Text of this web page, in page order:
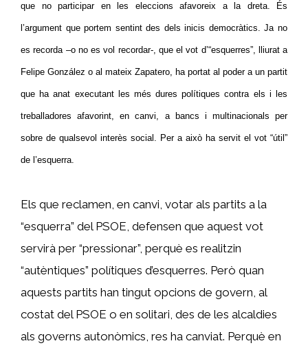
que no participar en les eleccions afavoreix a la dreta. És
l’argument que portem sentint des dels inicis democràtics. Ja no
es recorda –o no es vol recordar-, que el vot d’“esquerres”, lliurat a
Felipe González o al mateix Zapatero, ha portat al poder a un partit
que ha anat executant les més dures polítiques contra els i les
treballadores afavorint, en canvi, a bancs i multinacionals per
sobre de qualsevol interès social. Per a això ha servit el vot “útil”
de l’esquerra.
Els que reclamen, en canvi, votar als partits a la
“esquerra” del PSOE, defensen que aquest vot
servirà per “pressionar”, perquè es realitzin
“autèntiques” polítiques d’esquerres. Però quan
aquests partits han tingut opcions de govern, al
costat del PSOE o en solitari, des de les alcaldies
als governs autonòmics, res ha canviat. Perquè en